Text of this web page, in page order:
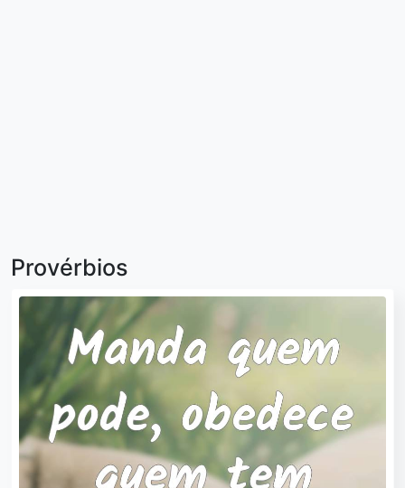
Provérbios